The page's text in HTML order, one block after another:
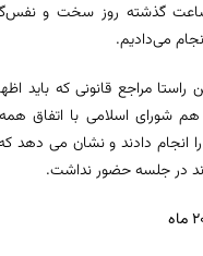
لذا در ۲۴ ساعت گذشته روز سخت و
می‌دادیم.
مراجع قانونی که باید
هم شورای اسلامی با اتفاق
را انجام دادند و نشان می دهد
در جلسه حضور نداشت.